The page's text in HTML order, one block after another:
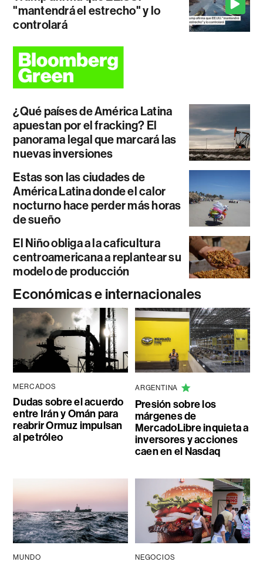
"mantendrá el estrecho" y lo
controlará
¿Qué países de América Latina
apuestan por el fracking? El
panorama legal que marcará las
nuevas inversiones
Estas son las ciudades de
América Latina donde el calor
nocturno hace perder más horas
de sueño
El Niño obliga a la caficultura
centroamericana a replantear su
modelo de producción
Económicas e internacionales
MERCADOS
Dudas sobre el acuerdo
entre Irán y Omán para
reabrir Ormuz impulsan
al petróleo
ARGENTINA
Presión sobre los
márgenes de
MercadoLibre inquieta a
inversores y acciones
caen en el Nasdaq
MUNDO NEGOCIOS